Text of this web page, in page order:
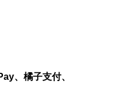
、橘子支付、